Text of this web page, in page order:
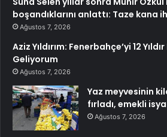
boşandıklarını anlattı: Taze kana
Ağustos 7, 2026
Aziz Yıldırım: Fenerbahçe’yi 12
Geliyorum
Ağustos 7, 2026
Yaz meyvesinin
fırladı, emekli
Ağustos 7, 2026